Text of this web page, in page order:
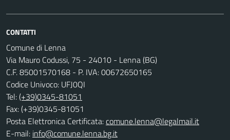
CONTATTI
Comune di Lenna
Via Mauro Codussi, 75 - 24010 - Lenna (BG)
C.F. 85001570168 - P. IVA: 00672650165
Codice Univoco: UFJ0QI
Tel:(+39)0345-81051
Fax: (+39)0345-81051
Posta Elettronica Certificata:comune.lenna@legalmail.it
E-mail: info@comune.lenna.bg.it